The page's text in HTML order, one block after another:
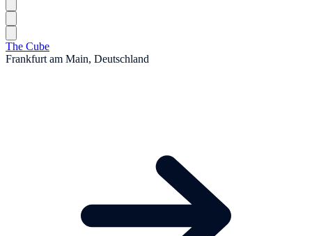
The Cube
Frankfurt am Main, Deutschland